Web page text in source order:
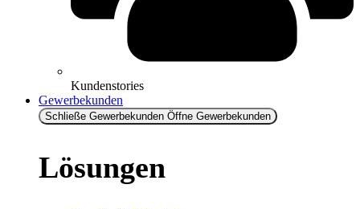
Kundenstories
Gewerbekunden
Schließe Gewerbekunden Öffne Gewerbekunden
Lösungen